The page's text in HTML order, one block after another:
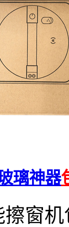
璃神器
窗